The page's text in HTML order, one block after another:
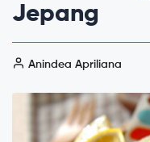
Jepang
Anindea Apriliana